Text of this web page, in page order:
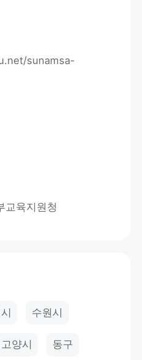
sunamsa-
교육지원청
수원시
고양시 동구